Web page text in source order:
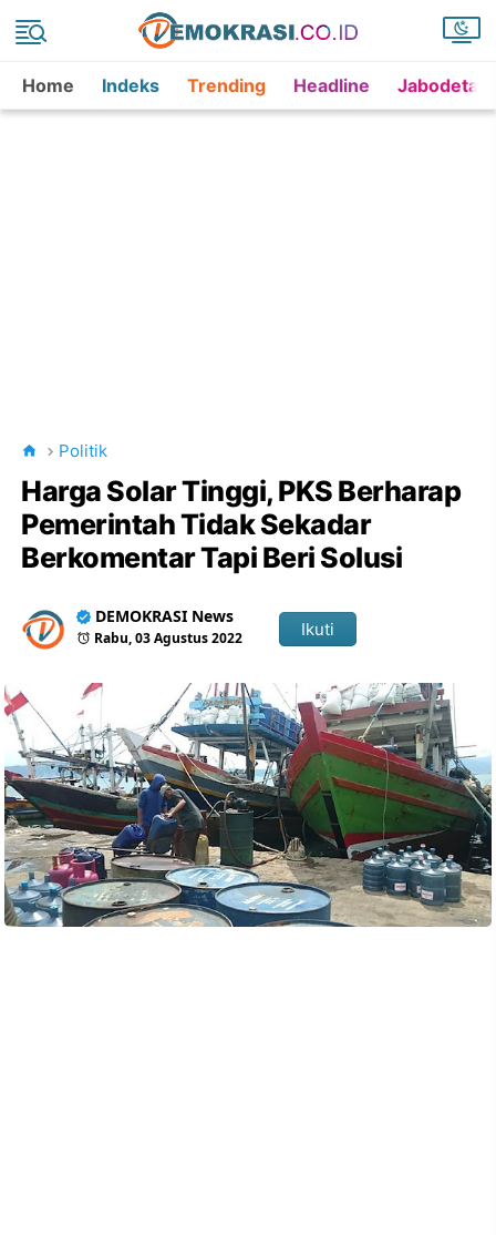
Home Indeks Trending Headline
Politik
Harga Solar Tinggi, PKS Berharap
Pemerintah Tidak Sekadar
Berkomentar Tapi Beri Solusi
DEMOKRASI News
Rabu, 03 Agustus 2022 Ikuti